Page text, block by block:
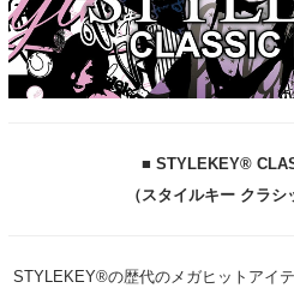
■ STYLEKEY®
（スタイルキー クラシ
STYLEKEY®の歴代のメガヒットアイ